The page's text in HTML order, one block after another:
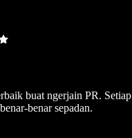
buat ngerjain PR. Setiap
benar sepadan.